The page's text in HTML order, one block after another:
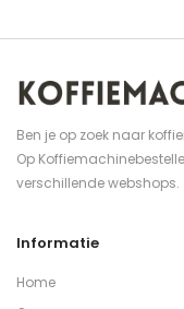
Ben je op zoek naar
Op
verschillende webshops.
Informatie
Home